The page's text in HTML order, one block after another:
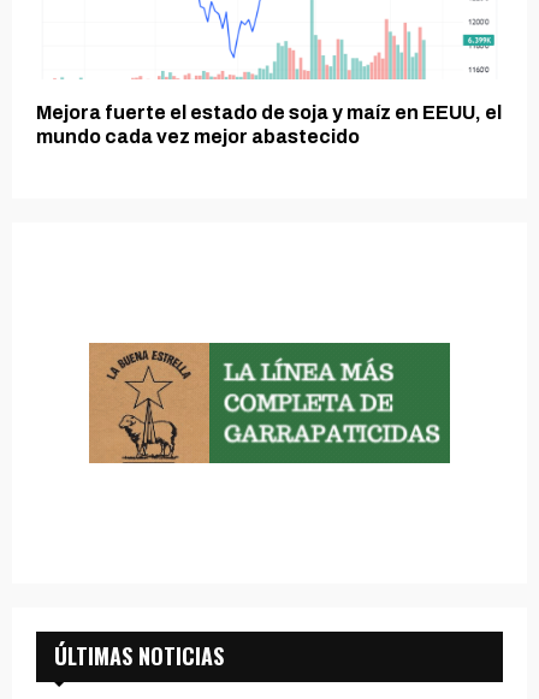
Mejora fuerte el estado de soja y maíz en EEUU, el
mundo cada vez mejor abastecido
ÚLTIMAS NOTICIAS